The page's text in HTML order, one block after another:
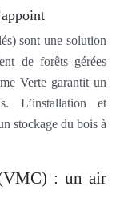
sont une solution
de forêts gérées
Verte garantit un
L’installation et
stockage du bois à
: un air